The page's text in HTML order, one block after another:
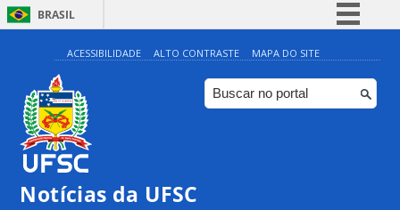
BRASIL
Simplifique!
Comunica BR
Participe
ACESSIBILIDADE ALTO CONTRASTE MAPA DO SITE
Notícias da UFSC